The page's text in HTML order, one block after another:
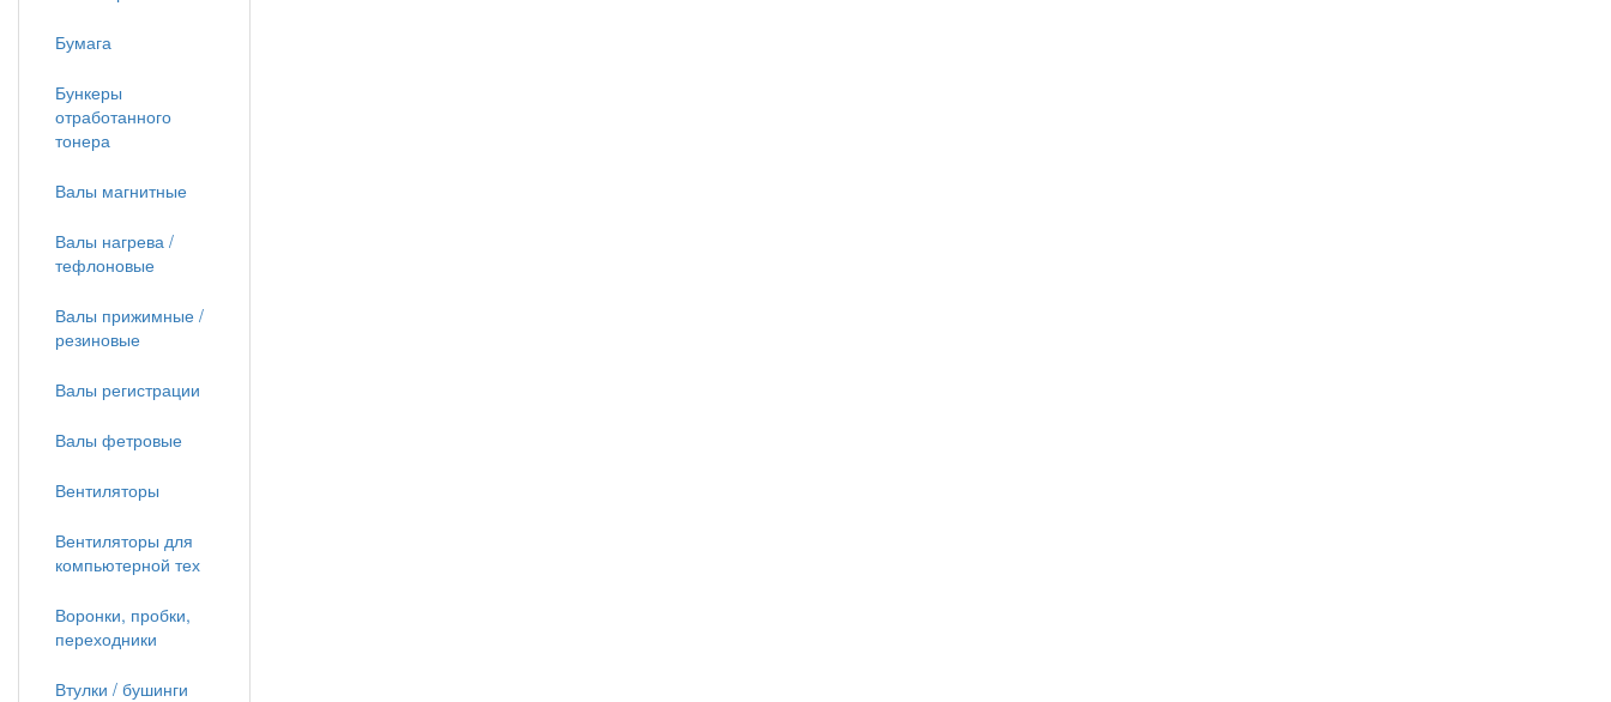
Бумага
Бункеры
отработанного
тонера
Валы магнитные
Валы нагрева /
тефлоновые
Валы прижимные /
резиновые
Валы регистрации
Валы фетровые
Вентиляторы
Вентиляторы для
компьютерной тех
Воронки, пробки,
переходники
Втулки / бушинги